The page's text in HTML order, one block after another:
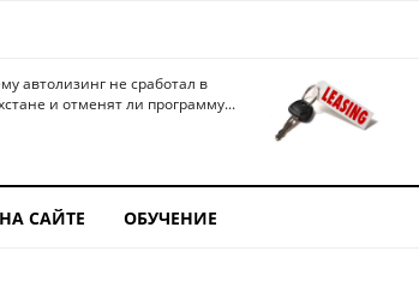
автолизинг не сработал в
и отменят ли программу...
САЙТЕ ОБУЧЕНИЕ